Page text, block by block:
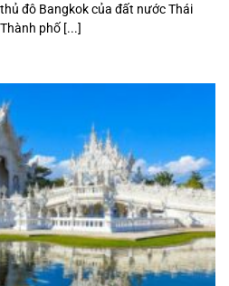
đô Bangkok của đất nước Thái
phố [...]